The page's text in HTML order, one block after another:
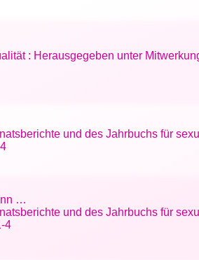
: Herausgegeben unter
und des Jahrbuchs für
…
und des Jahrbuchs für
4